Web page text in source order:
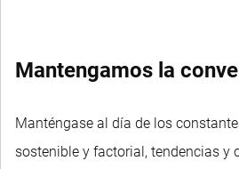
Mantengamos la
Manténgase al día de los
sostenible y factorial, tendencias y